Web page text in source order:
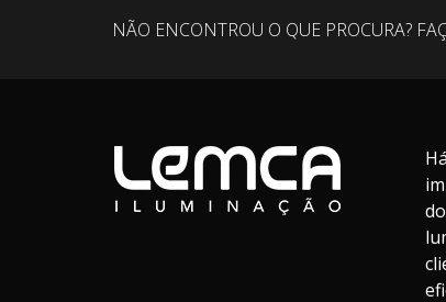
NÃO ENCONTROU O QUE PROCURA?